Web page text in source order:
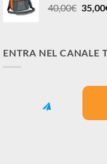
40,00€ Il
35,00
ENTRA NEL CANALE